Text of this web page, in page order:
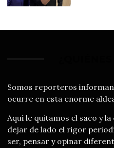
Somos reporteros
ocurre en esta enorme
Aquí le quitamos el saco y
dejar de lado el rigor
ser, pensar y opinar